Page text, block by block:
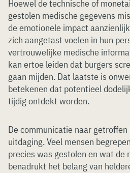
Hoewel de technische of
gestolen medische gegevens
de emotionele impact
zich aangetast voelen in hun
vertrouwelijke medische
kan ertoe leiden dat burgers
gaan mijden. Dat laatste is
betekenen dat potentieel
tijdig ontdekt worden.
De communicatie naar
uitdaging. Veel mensen
precies was gestolen en wat de
benadrukt het belang van